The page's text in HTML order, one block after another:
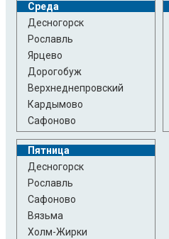
Среда
Десногорск
Рославль
Ярцево
Дорогобуж
Верхнеднепровский
Кардымово
Сафоново
Пятница
Десногорск
Рославль
Сафоново
Вязьма
Холм-Жирки